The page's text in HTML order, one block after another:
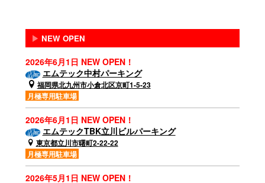
▶ NEW OPEN
2026年6月1日 NEW OPEN！
エムテック中村パーキング
福岡県北九州市小倉北区京町1-5-23
月極専用駐車場
2026年6月1日 NEW OPEN！
エムテックTBK立川ビルパーキング
東京都立川市曙町2-22-22
月極専用駐車場
2026年5月1日 NEW OPEN！